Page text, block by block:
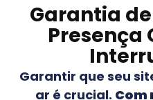
Garantia
Presença
Garantir que seu
ar é crucial. Com